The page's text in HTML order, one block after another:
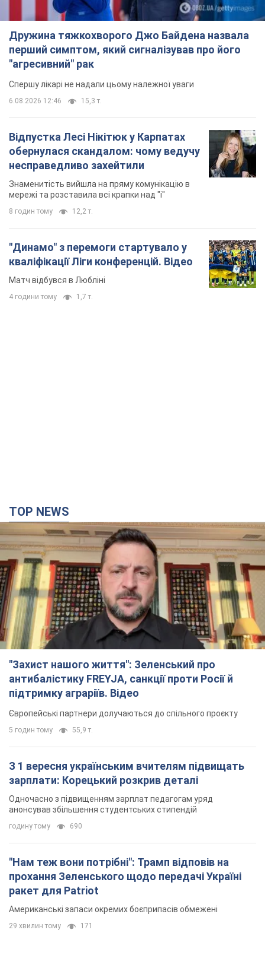
Дружина тяжкохворого Джо Байдена назвала
перший симптом, який сигналізував про його
"агресивний" рак
Спершу лікарі не надали цьому належної уваги
6.08.2026 12:46 15,3 т.
Відпустка Лесі Нікітюк у Карпатах
обернулася скандалом: чому ведучу
несправедливо захейтили
Знаменитість вийшла на пряму комунікацію в
мережі та розставила всі крапки над "і"
8 годин тому 12,2 т.
"Динамо" з перемоги стартувало у
кваліфікації Ліги конференцій. Відео
Матч відбувся в Любліні
4 години тому 1,7 т.
TOP NEWS
"Захист нашого життя": Зеленський про
антибалістику FREYJA, санкції проти Росії й
підтримку аграріїв. Відео
Європейські партнери долучаються до спільного проєкту
5 годин тому 55,9 т.
З 1 вересня українським вчителям підвищать
зарплати: Корецький розкрив деталі
Одночасно з підвищенням зарплат педагогам уряд
анонсував збільшення студентських стипендій
годину тому 690
"Нам теж вони потрібні": Трамп відповів на
прохання Зеленського щодо передачі Україні
ракет для Patriot
Американські запаси окремих боєприпасів обмежені
29 хвилин тому 171